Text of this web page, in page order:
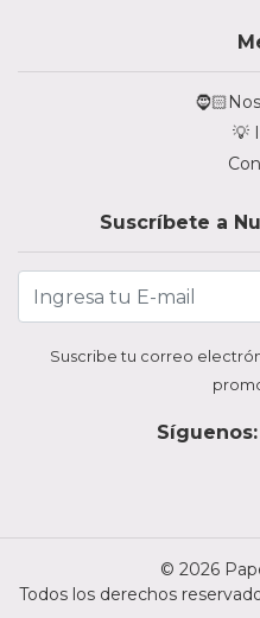
💡
Suscríbete a
Suscribe tu correo
Síguenos:
© 2026
Todos los derechos